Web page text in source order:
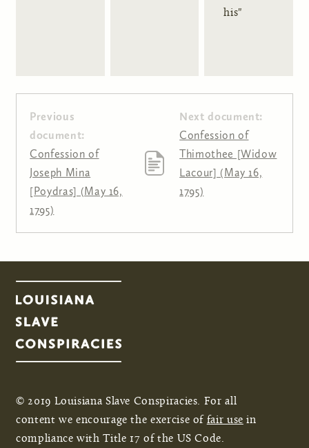
his"
Previous
document:
Confession of
Joseph Mina
[Poydras] (May 16,
1795)
Next document:
Confession of
Thimothee [Widow
Lacour] (May 16,
1795)
© 2019 Louisiana Slave Conspiracies. For all
content we encourage the exercise of fair use in
compliance with Title 17 of the US Code.